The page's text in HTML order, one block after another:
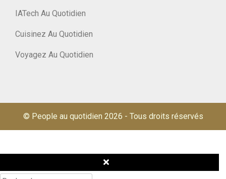
IATech Au Quotidien
Cuisinez Au Quotidien
Voyagez Au Quotidien
© People au quotidien 2026 - Tous droits réservés